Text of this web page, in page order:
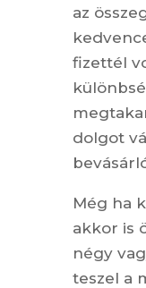
az
fizettél
dolgot
Még ha
akkor is
négy
teszel a